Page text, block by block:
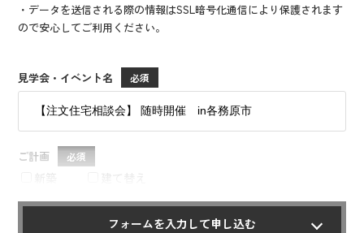
・データを送信される際の情報はSSL暗号化通信により保護されます
ので安心してご利用ください。
見学会・イベント名
ご計画
新築 建て替え
フォームを入力して申し込む